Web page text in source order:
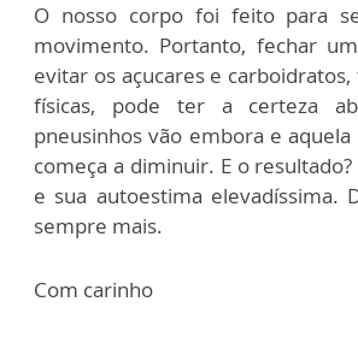
O nosso corpo foi feito para
movimento. Portanto, fechar
evitar os açucares e
físicas, pode ter a certeza
pneusinhos vão embora e
começa a diminuir. E o
e sua autoestima elevadíssima.
sempre mais.
Com carinho